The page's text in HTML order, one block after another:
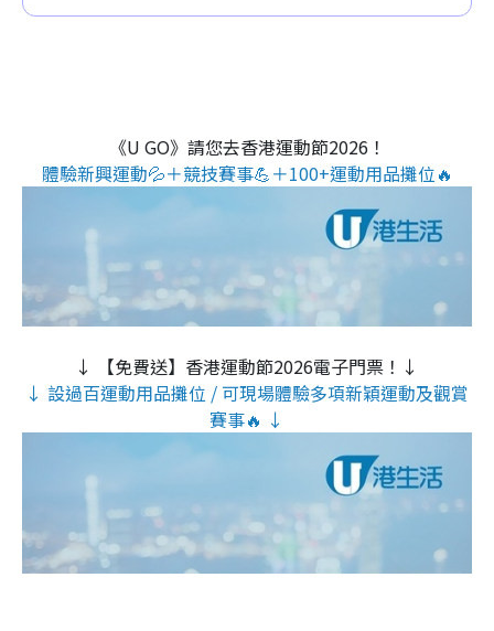
《U GO》請您去香港運動節2026！
體驗新興運動💦＋競技賽事💪＋100+運動用品攤位🔥
↓ 【免費送】香港運動節2026電子門票！↓
↓ 設過百運動用品攤位 / 可現場體驗多項新穎運動及觀賞
賽事🔥 ↓